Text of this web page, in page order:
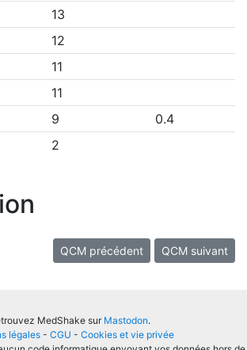
13
12
11
11
9
0.4
2
QCM précédent QCM suivant
MedShake sur Mastodon.
légales - CGU - Cookies et vie privée